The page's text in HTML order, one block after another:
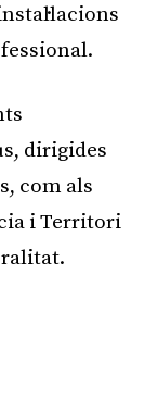
dirigides
com als
i Territori